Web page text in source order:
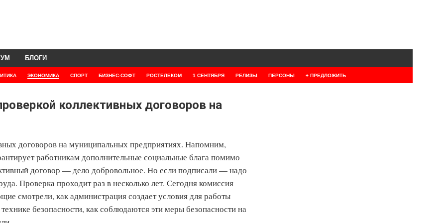
ЭКОНОМИКА СПОРТ БИЗНЕС-СОФТ РОСТЕЛЕКОМ 1 СЕНТЯБРЯ РЕЛИЗЫ ПЕРСОНЫ + ПРЕДЛОЖИТЬ
БЛОГИ
коллективных договоров на
договоров на муниципальных предприятиях. Напомним,
работникам дополнительные социальные блага помимо
договор — дело добровольное. Но если подписали — надо
Проверка проходит раз в несколько лет. Сегодня комиссия
смотрели, как администрация создает условия для работы
безопасности, как соблюдаются эти меры безопасности на